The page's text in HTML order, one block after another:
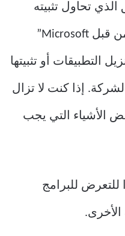
تحاول تثبيته
ليس تطبيقًا تم التحقق منه من قبل Microsoft”
التطبيقات أو تثبيتها
إذا كنت لا تزال
الأشياء التي يجب
للتعرض للبرامج
الأخرى.